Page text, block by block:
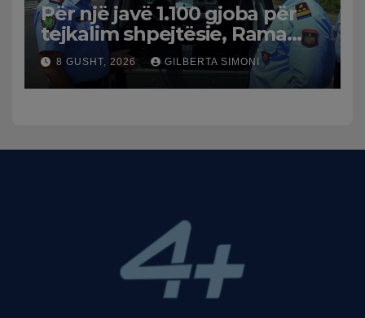
Për një javë 1.100 gjoba për
tejkalim shpejtësie, Rama
publikon videon: Kamerat e
trafikut së shpejti në
funksion
8 GUSHT, 2026 GILBERTA SIMONI